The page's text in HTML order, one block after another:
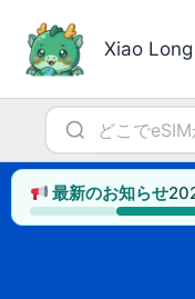
プ
Xiao
最新のお知らせ